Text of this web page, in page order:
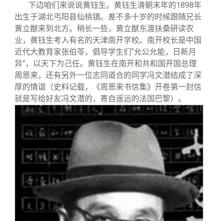
下边咱们来说说黄钰生。黄钰生清朝末年的1898年
出生于湖北丐阳县仙桃镇。差不多十岁的时候跟随兄长
黄立猷来到北方。稍长一些，黄立猷东渡扶桑研读农
业，黄钰生考入有名的天津南开学校。南开校长是中国
近代大教育家张伯苓，倡导学生们“允公允能，日新月
异”，以天下为己任。黄钰生在南开和共和国开国总理
周恩来，还有另外一位志同道合的同学冯文潜结成了深
厚的情谊（史料记载，《周恩来书信集》开卷第一封信
就是写给好友冯文潜的，寄自遥远的法国巴黎）。